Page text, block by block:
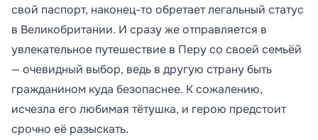
свой паспорт, наконец-то обретает легальный статус
в Великобритании. И сразу же отправляется в
увлекательное путешествие в Перу со своей семьёй
— очевидный выбор, ведь в другую страну быть
гражданином куда безопаснее. К сожалению,
исчезла его любимая тётушка, и герою предстоит
срочно её разыскать.